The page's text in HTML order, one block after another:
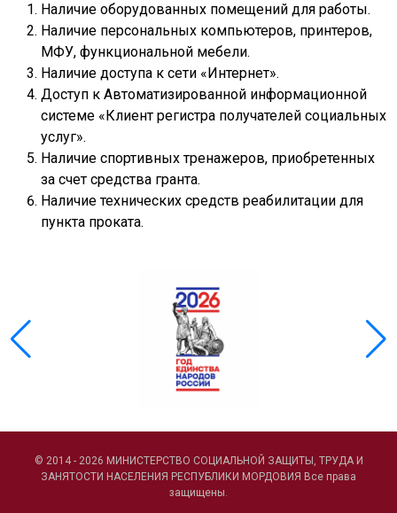
Скрыть Ч/б
ГОЛОС
🔊 Включить озвучивание
Настройки по умолчанию
Наличие оборудованных помещений для работы.
Наличие персональных компьютеров, принтеров,
МФУ, функциональной мебели.
Наличие доступа к сети «Интернет».
Доступ к Автоматизированной информационной
системе «Клиент регистра получателей социальных
услуг».
Наличие спортивных тренажеров, приобретенных
за счет средства гранта.
Наличие технических средств реабилитации для
пункта проката.
© 2014 - 2026 МИНИСТЕРСТВО СОЦИАЛЬНОЙ ЗАЩИТЫ, ТРУДА И
ЗАНЯТОСТИ НАСЕЛЕНИЯ РЕСПУБЛИКИ МОРДОВИЯ Все права
защищены.